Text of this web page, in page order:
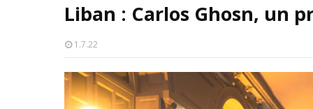
Liban : Carlos Ghosn, un
1.7.22